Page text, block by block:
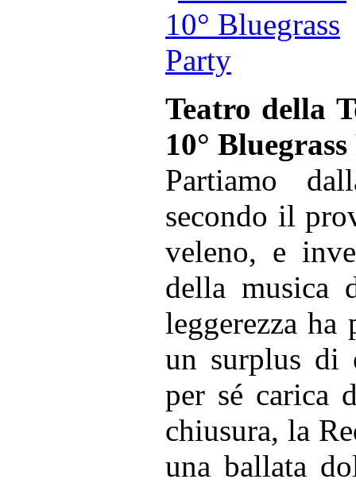
Teatro della
10°
Partiamo
secondo il
veleno, e
della musica
leggerezza ha
un surplus di
per sé carica
chiusura, la
una ballata